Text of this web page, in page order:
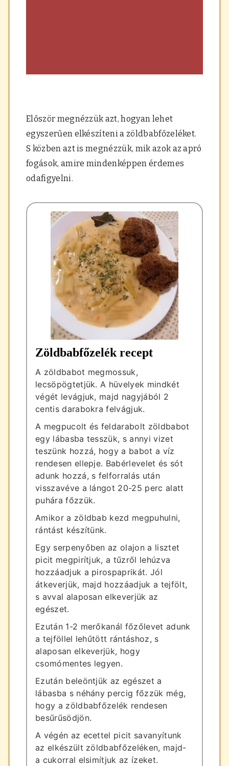
Először megnézzük azt, hogyan lehet
egyszerűen elkészíteni a zöldbabfőzeléket.
S közben azt is megnézzük, mik azok az apró
fogások, amire mindenképpen érdemes
odafigyelni.
Zöldbabfőzelék recept
A zöldbabot megmossuk,
lecsöpögtetjük. A hüvelyek mindkét
végét levágjuk, majd nagyjából 2
centis darabokra felvágjuk.
A megpucolt és feldarabolt zöldbabot
egy lábasba tesszük, s annyi vizet
teszünk hozzá, hogy a babot a víz
rendesen ellepje. Babérlevelet és sót
adunk hozzá, s felforralás után
visszavéve a lángot 20-25 perc alatt
puhára főzzük.
Amikor a zöldbab kezd megpuhulni,
rántást készítünk.
Egy serpenyőben az olajon a lisztet
picit megpirítjuk, a tűzről lehúzva
hozzáadjuk a pirospaprikát. Jól
átkeverjük, majd hozzáadjuk a tejfölt,
s avval alaposan elkeverjük az
egészet.
Ezután 1-2 merőkanál főzőlevet adunk
a tejföllel lehűtött rántáshoz, s
alaposan elkeverjük, hogy
csomómentes legyen.
Ezután beleöntjük az egészet a
lábasba s néhány percig főzzük még,
hogy a zöldbabfőzelék rendesen
besűrűsödjön.
A végén az ecettel picit savanyítunk
az elkészült zöldbabfőzeléken, majd-
a cukorral elsimítjuk az ízeket.